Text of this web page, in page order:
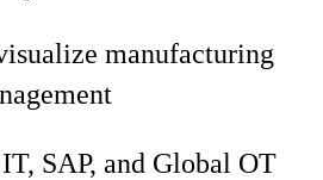
manufacturing
SAP, and Global OT